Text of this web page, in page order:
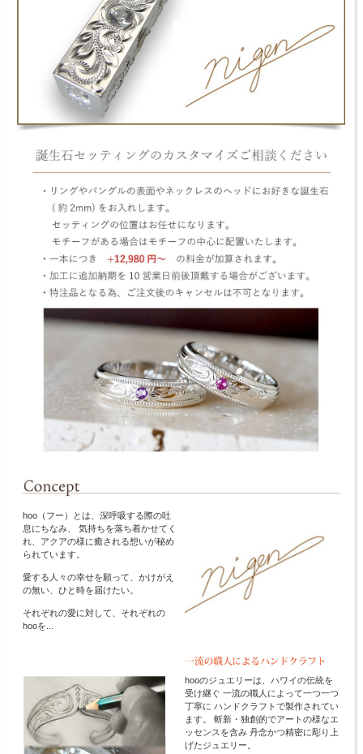
hoo（フー）とは、深呼吸する際の吐
息にちなみ、 気持ちを落ち着かせてく
れ、アクアの様に癒される想いが秘め
られています。
愛する人々の幸せを願って、かけがえ
の無い、ひと時を届けたい。
それぞれの愛に対して、それぞれの
hooを...
hooのジュエリーは、ハワイの伝統を
受け継ぐ 一流の職人によって一つ一つ
丁寧に ハンドクラフトで製作されてい
ます。 斬新・独創的でアートの様なエ
ッセンスを含み 丹念かつ精密に彫り上
げたジュエリー。